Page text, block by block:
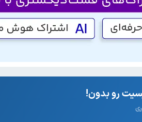
رو بدون!